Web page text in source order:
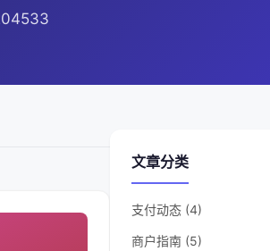
文章分类
支付动态 (4)
商户指南 (5)